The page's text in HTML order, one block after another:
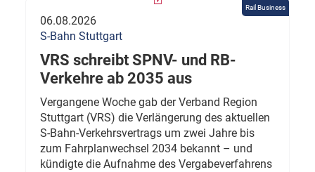
Rail Business
06.08.2026
S-Bahn Stuttgart
VRS schreibt SPNV- und RB-
Verkehre ab 2035 aus
Vergangene Woche gab der Verband Region
Stuttgart (VRS) die Verlängerung des aktuellen
S-Bahn-Verkehrsvertrags um zwei Jahre bis
zum Fahrplanwechsel 2034 bekannt – und
kündigte die Aufnahme des Vergabeverfahrens